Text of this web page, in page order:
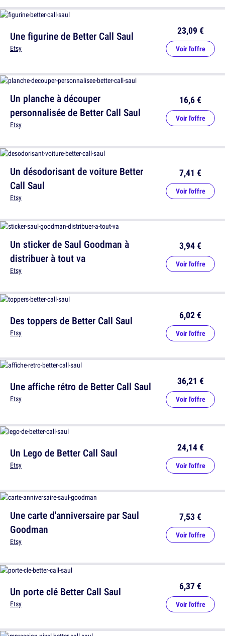
Une figurine de Better Call Saul
Etsy
23,09 €
Voir l'offre
Un planche à découper
personnalisée de Better Call Saul
Etsy
16,6 €
Voir l'offre
Des toppers de Better Call Saul
Etsy
6,02 €
Voir l'offre
Une affiche rétro de Better Call Saul
Etsy
36,21 €
Voir l'offre
Une carte d'anniversaire par Saul
Goodman
Etsy
7,53 €
Voir l'offre
Un désodorisant de voiture Better
Call Saul
Etsy
7,41 €
Voir l'offre
Un sticker de Saul Goodman à
distribuer à tout va
Etsy
3,94 €
Voir l'offre
Un Lego de Better Call Saul
Etsy
24,14 €
Voir l'offre
Un porte clé Better Call Saul
Etsy
6,37 €
Voir l'offre